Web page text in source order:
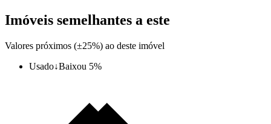
Imóveis semelhantes a este
Valores próximos (±25%) ao deste imóvel
Usado↓Baixou 5%